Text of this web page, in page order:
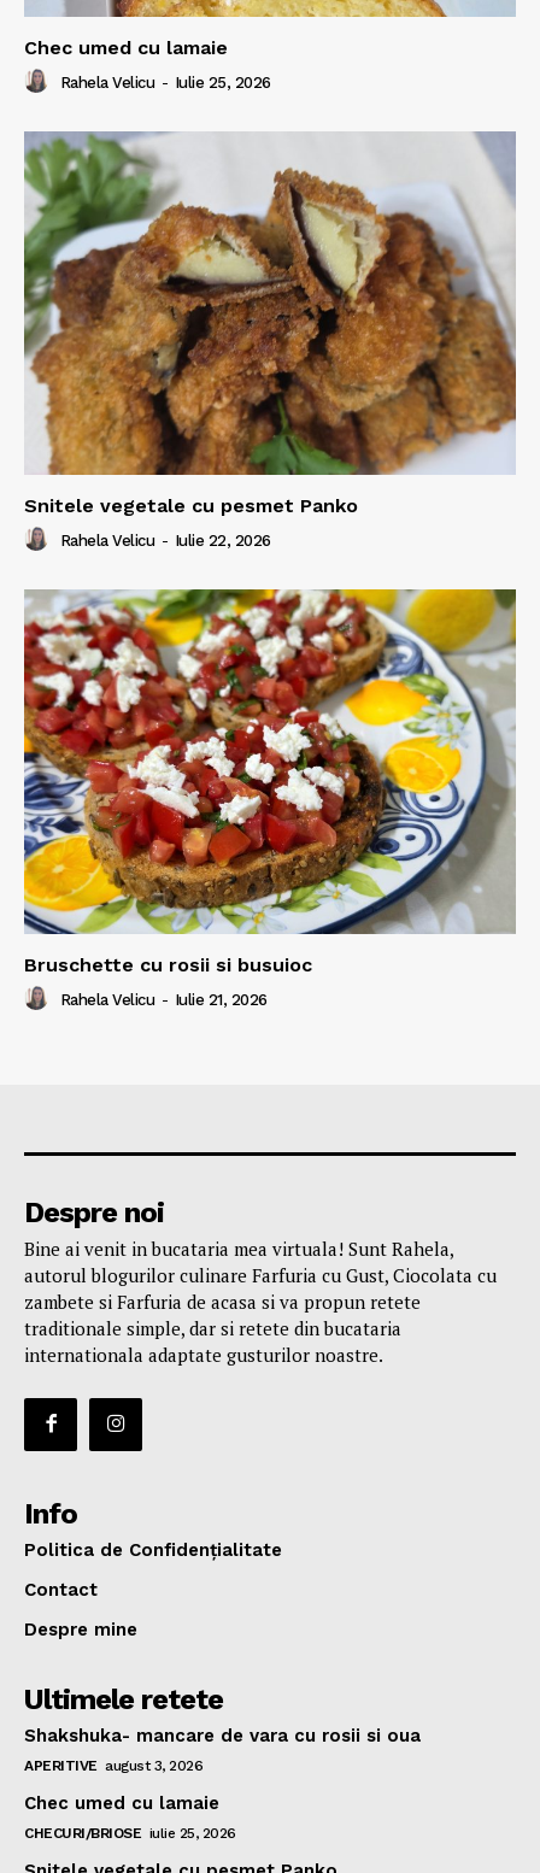
Chec umed cu lamaie
Rahela Velicu - Iulie 25, 2026
Snitele vegetale cu pesmet Panko
Rahela Velicu - Iulie 22, 2026
Bruschette cu rosii si busuioc
Rahela Velicu - Iulie 21, 2026
Despre noi
Bine ai venit in bucataria mea virtuala! Sunt Rahela,
autorul blogurilor culinare Farfuria cu Gust, Ciocolata cu
zambete si Farfuria de acasa si va propun retete
traditionale simple, dar si retete din bucataria
internationala adaptate gusturilor noastre.
Info
Politica de Confidențialitate
Contact
Despre mine
Ultimele retete
Shakshuka- mancare de vara cu rosii si oua
APERITIVE august 3, 2026
Chec umed cu lamaie
CHECURI/BRIOSE iulie 25, 2026